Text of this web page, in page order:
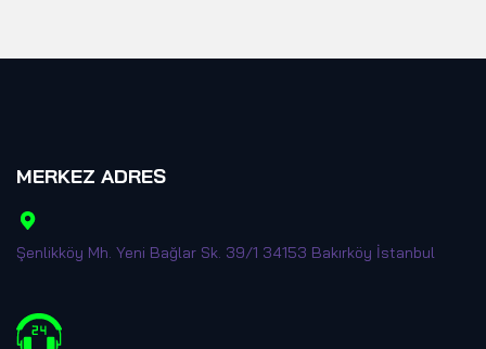
MERKEZ ADRES
Şenlikköy Mh. Yeni Bağlar Sk. 39/1 34153 Bakırköy İstanbul